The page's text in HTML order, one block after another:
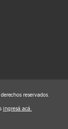
reservados.
ingresá acá.